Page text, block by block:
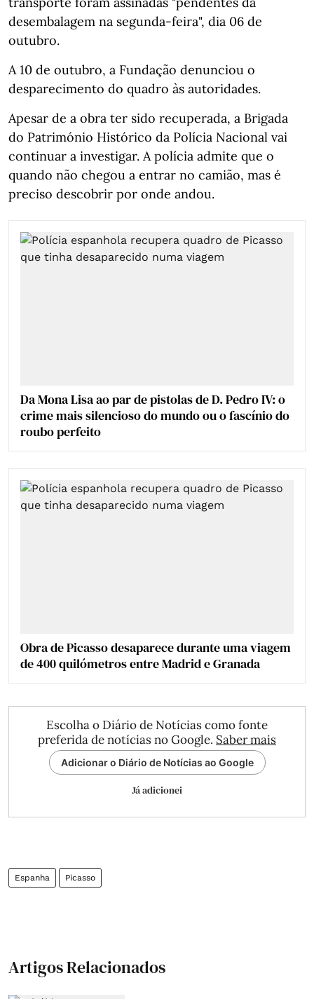
desembalagem na segunda-feira", dia 06 de
outubro.
A 10 de outubro, a Fundação denunciou o
desparecimento do quadro às autoridades.
Apesar de a obra ter sido recuperada, a Brigada
do Património Histórico da Polícia Nacional vai
continuar a investigar. A polícia admite que o
quando não chegou a entrar no camião, mas é
preciso descobrir por onde andou.
Da Mona Lisa ao par de pistolas de D. Pedro IV: o
crime mais silencioso do mundo ou o fascínio do
roubo perfeito
Obra de Picasso desaparece durante uma viagem
de 400 quilómetros entre Madrid e Granada
Escolha o Diário de Notícias como fonte
preferida de notícias no Google. Saber mais
Adicionar o Diário de Notícias ao Google
Já adicionei
Espanha Picasso
Artigos Relacionados